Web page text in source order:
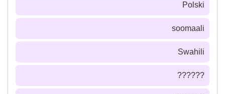
Polski
soomaali
Swahili
??????